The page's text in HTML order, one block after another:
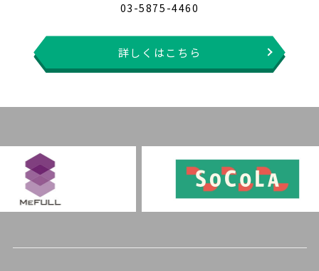
03-5875-4460
詳しくはこちら